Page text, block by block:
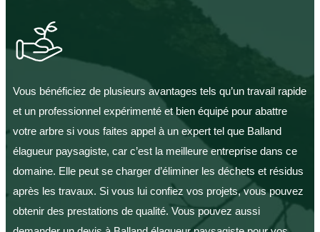
Vous bénéficiez de plusieurs avantages tels qu’un travail rapide
et un professionnel expérimenté et bien équipé pour abattre
votre arbre si vous faites appel à un expert tel que Balland
élagueur paysagiste, car c’est la meilleure entreprise dans ce
domaine. Elle peut se charger d’éliminer les déchets et résidus
après les travaux. Si vous lui confiez vos projets, vous pouvez
obtenir des prestations de qualité. Vous pouvez aussi